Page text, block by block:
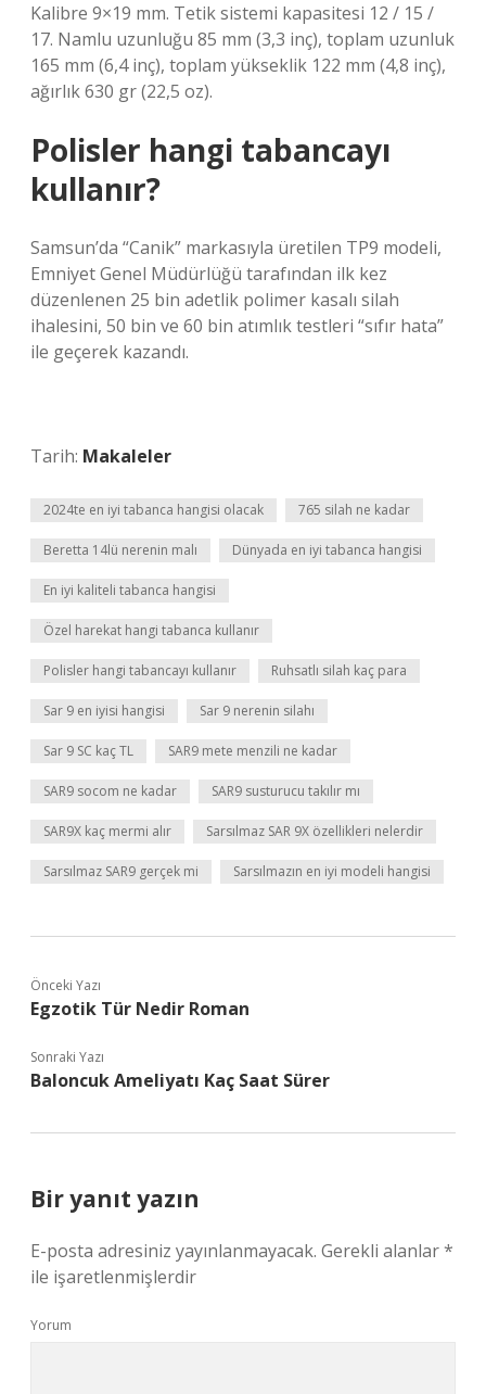
Kalibre 9×19 mm. Tetik sistemi kapasitesi 12 / 15 /
17. Namlu uzunluğu 85 mm (3,3 inç), toplam uzunluk
165 mm (6,4 inç), toplam yükseklik 122 mm (4,8 inç),
ağırlık 630 gr (22,5 oz).
Polisler hangi tabancayı
kullanır?
Samsun’da “Canik” markasıyla üretilen TP9 modeli,
Emniyet Genel Müdürlüğü tarafından ilk kez
düzenlenen 25 bin adetlik polimer kasalı silah
ihalesini, 50 bin ve 60 bin atımlık testleri “sıfır hata”
ile geçerek kazandı.
Tarih: Makaleler
2024te en iyi tabanca hangisi olacak 765 silah ne kadar
Beretta 14lü nerenin malı Dünyada en iyi tabanca hangisi
En iyi kaliteli tabanca hangisi
Özel harekat hangi tabanca kullanır
Polisler hangi tabancayı kullanır Ruhsatlı silah kaç para
Sar 9 en iyisi hangisi Sar 9 nerenin silahı
Sar 9 SC kaç TL SAR9 mete menzili ne kadar
SAR9 socom ne kadar SAR9 susturucu takılır mı
SAR9X kaç mermi alır Sarsılmaz SAR 9X özellikleri nelerdir
Sarsılmaz SAR9 gerçek mi Sarsılmazın en iyi modeli hangisi
Önceki Yazı
Egzotik Tür Nedir Roman
Sonraki Yazı
Baloncuk Ameliyatı Kaç Saat Sürer
Bir yanıt yazın
E-posta adresiniz yayınlanmayacak. Gerekli alanlar*
ile işaretlenmişlerdir
Yorum